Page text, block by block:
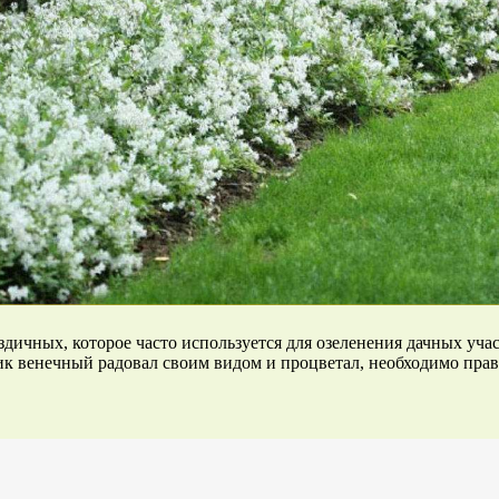
которое часто используется для озеленения дачных
радовал своим видом и процветал, необходимо